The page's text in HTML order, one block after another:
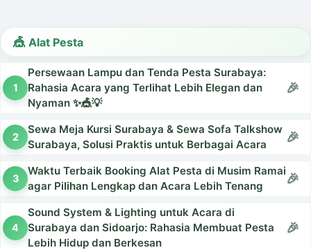
Alat Pesta
Persewaan Lampu dan Tenda Pesta Surabaya:
Rahasia Acara yang Terlihat Lebih Elegan dan
Nyaman ✨🎪💡
Sewa Meja Kursi Surabaya & Sewa Sofa Talkshow
Surabaya, Solusi Praktis untuk Berbagai Acara
Waktu Terbaik Booking Alat Pesta di Musim Ramai
agar Pilihan Lengkap dan Acara Lebih Tenang
Sound System & Lighting untuk Acara di
Surabaya dan Sidoarjo: Rahasia Membuat Pesta
Lebih Hidup dan Berkesan